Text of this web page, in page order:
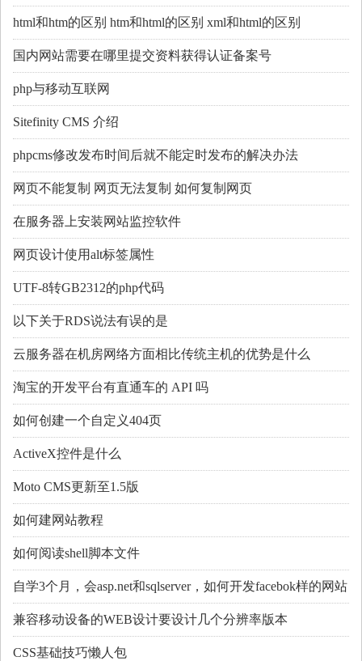
html和htm的区别 htm和html的区别 xml和html的区别
国内网站需要在哪里提交资料获得认证备案号
php与移动互联网
Sitefinity CMS 介绍
phpcms修改发布时间后就不能定时发布的解决办法
网页不能复制 网页无法复制 如何复制网页
在服务器上安装网站监控软件
网页设计使用alt标签属性
UTF-8转GB2312的php代码
以下关于RDS说法有误的是
云服务器在机房网络方面相比传统主机的优势是什么
淘宝的开发平台有直通车的 API 吗
如何创建一个自定义404页
ActiveX控件是什么
Moto CMS更新至1.5版
如何建网站教程
如何阅读shell脚本文件
自学3个月，会asp.net和sqlserver，如何开发facebok样的网站
兼容移动设备的WEB设计要设计几个分辨率版本
CSS基础技巧懒人包